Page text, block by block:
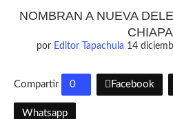
NOMBRAN A NUEVA
por Editor Tapachula 14
Compartir 0 Facebook
Whatsapp